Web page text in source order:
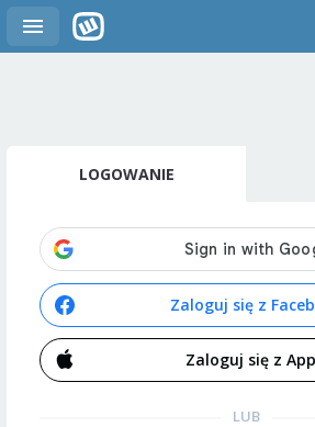
LOGOWANIE
Zaloguj się z
Zaloguj się z
LUB